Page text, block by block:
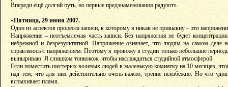
Впереди ещё долгий путь, но первые предзнаменования радуют».
«Пятница, 29 июня 2007.
Один из аспектов процесса записи, к которому я никак не привыкну – это
Напряжение – неотъемлемая часть записи. Без напряжения не будет
небрежной и безрезультатной. Напряжение означает, что людям на самом
справляюсь с напряжением. Поэтому я провожу в студии только небольшие
выныриваю. Я слишком тонкокож, чтобы наслаждаться студийной атмосферой.
Если поместить шестерых волевых людей в маленькую комнатку на 10 месяцев,
над тем, что для них действительно очень важно, трение неизбежно. Но что
вспыхивает пламя.